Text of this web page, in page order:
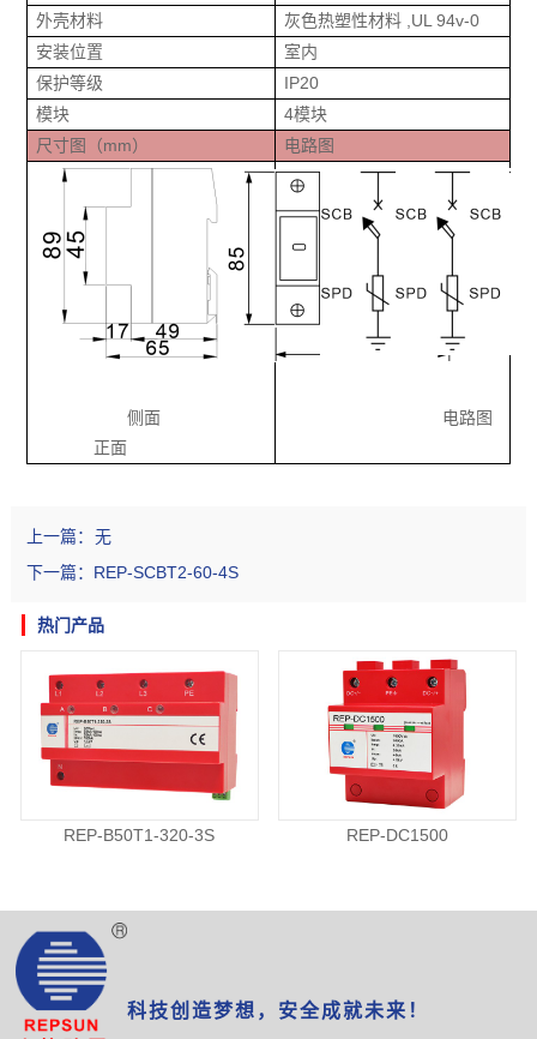
外壳材料
灰色热塑性材料 ,UL 94v-0
安装位置
室内
保护等级
IP20
模块
4模块
尺寸图（mm）
电路图
侧面
正面
电路图
上一篇： 无
下一篇： REP-SCBT2-60-4S
热门产品
REP-B50T1-320-3S REP-DC1500
科技创造梦想，安全成就未来！